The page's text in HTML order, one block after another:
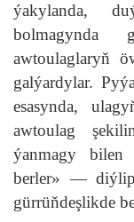
ýakylanda,
bolmagynda
awtoulaglaryň
galýardylar.
esasynda,
awtoulag
ýanmagy bilen
berler» —
gürrüňdeşlikde